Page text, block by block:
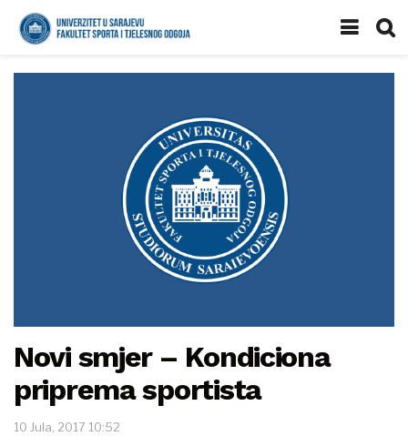
Novi smjer – Kondiciona
priprema sportista
10 Jula, 2017 10:52